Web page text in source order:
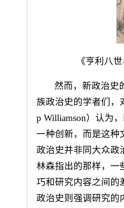
《亨利八
然而，新政治史
族政治史的学者们，
p Williamson）认为
一种创新，而是这种
政治史并非同大众政
林森指出的那样，一
巧和研究内容之间的
政治史则强调研究的